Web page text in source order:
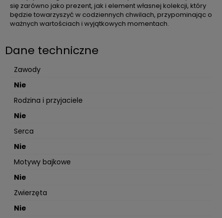
się zarówno jako prezent, jak i element własnej kolekcji, który
będzie towarzyszyć w codziennych chwilach, przypominając o
ważnych wartościach i wyjątkowych momentach.
Dane techniczne
Zawody
Nie
Rodzina i przyjaciele
Nie
Serca
Nie
Motywy bajkowe
Nie
Zwierzęta
Nie